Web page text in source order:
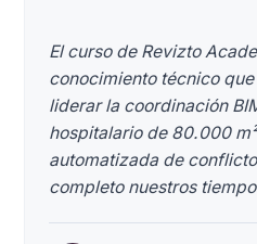
El curso de Revizto
conocimiento técnico
liderar la coordinación
hospitalario de 80.000
automatizada de
completo nuestros